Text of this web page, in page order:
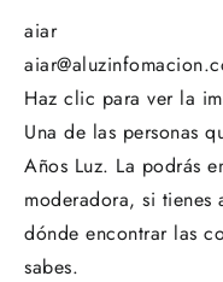
aiar
Haz clic para ver la
Una de las personas
Años Luz. La podrás
moderadora, si tienes
dónde encontrar las
sabes.